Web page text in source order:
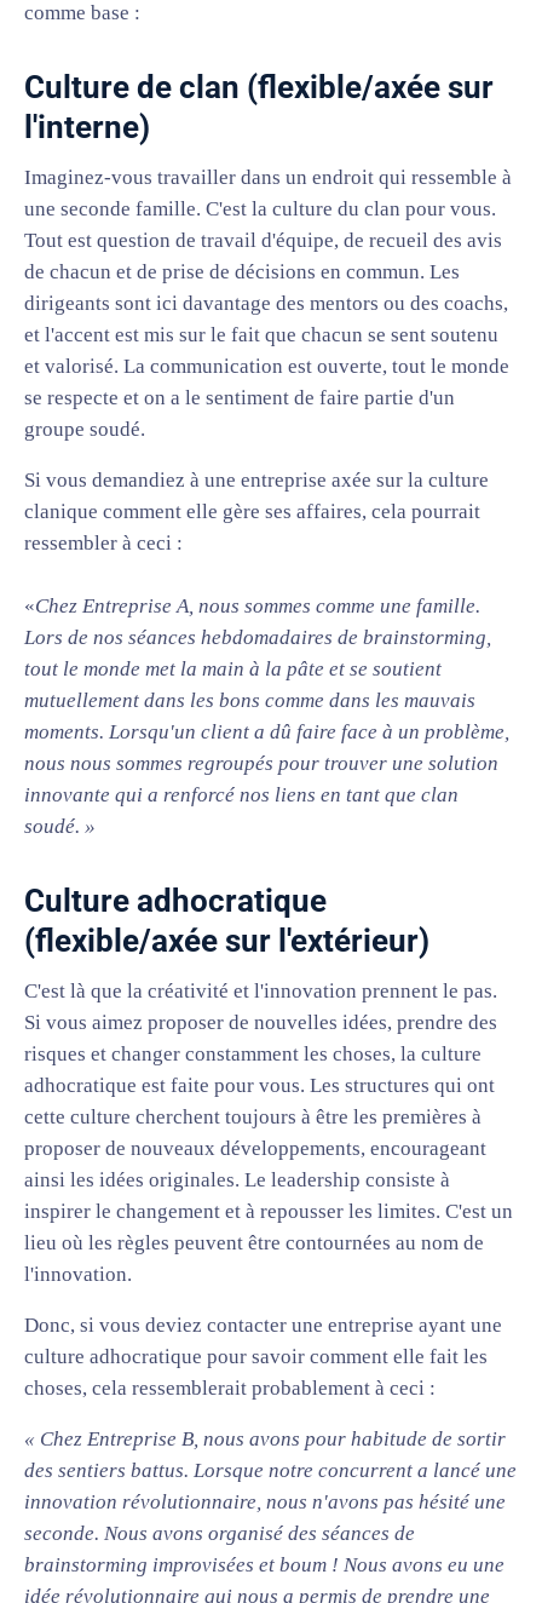
comme base :
Culture de clan (flexible/axée sur
l'interne)
Imaginez-vous travailler dans un endroit qui ressemble à
une seconde famille. C'est la culture du clan pour vous.
Tout est question de travail d'équipe, de recueil des avis
de chacun et de prise de décisions en commun. Les
dirigeants sont ici davantage des mentors ou des coachs,
et l'accent est mis sur le fait que chacun se sent soutenu
et valorisé. La communication est ouverte, tout le monde
se respecte et on a le sentiment de faire partie d'un
groupe soudé.
Si vous demandiez à une entreprise axée sur la culture
clanique comment elle gère ses affaires, cela pourrait
ressembler à ceci :
«Chez Entreprise A, nous sommes comme une famille.
Lors de nos séances hebdomadaires de brainstorming,
tout le monde met la main à la pâte et se soutient
mutuellement dans les bons comme dans les mauvais
moments. Lorsqu'un client a dû faire face à un problème,
nous nous sommes regroupés pour trouver une solution
innovante qui a renforcé nos liens en tant que clan
soudé. »
Culture adhocratique
(flexible/axée sur l'extérieur)
C'est là que la créativité et l'innovation prennent le pas.
Si vous aimez proposer de nouvelles idées, prendre des
risques et changer constamment les choses, la culture
adhocratique est faite pour vous. Les structures qui ont
cette culture cherchent toujours à être les premières à
proposer de nouveaux développements, encourageant
ainsi les idées originales. Le leadership consiste à
inspirer le changement et à repousser les limites. C'est un
lieu où les règles peuvent être contournées au nom de
l'innovation.
Donc, si vous deviez contacter une entreprise ayant une
culture adhocratique pour savoir comment elle fait les
choses, cela ressemblerait probablement à ceci :
« Chez Entreprise B, nous avons pour habitude de sortir
des sentiers battus. Lorsque notre concurrent a lancé une
innovation révolutionnaire, nous n'avons pas hésité une
seconde. Nous avons organisé des séances de
brainstorming improvisées et boum ! Nous avons eu une
idée révolutionnaire qui nous a permis de prendre une